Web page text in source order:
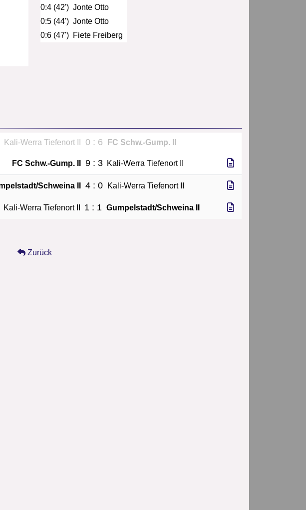
0:4 (42') Jonte Otto
0:5 (44') Jonte Otto
0:6 (47') Fiete Freiberg
Kali-Werra Tiefenort II 0 : 6 FC Schw.-Gump. II
FC Schw.-Gump. II 9 : 3 Kali-Werra Tiefenort II
Schweina II 4 : 0 Kali-Werra Tiefenort II
Kali-Werra Tiefenort II 1 : 1 Gumpelstadt/Schweina II
Zurück